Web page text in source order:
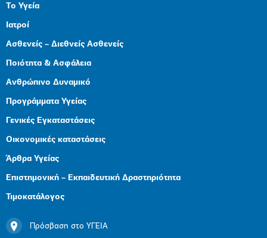
Το Υγεία
Ιατροί
Ασθενείς – Διεθνείς Ασθενείς
Ποιότητα & Ασφάλεια
Ανθρώπινο Δυναμικό
Προγράμματα Υγείας
Γενικές Εγκαταστάσεις
Οικονομικές καταστάσεις
Άρθρα Υγείας
Επιστημονική – Εκπαιδευτική Δραστηριότητα
Τιμοκατάλογος
Πρόσβαση στο ΥΓΕΙΑ